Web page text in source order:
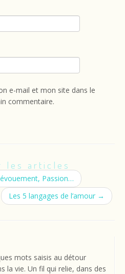
e-mail et mon site dans le
commentaire.
les articles
Passion…
Les 5 langages de l’amour →
mots saisis au détour
la vie. Un fil qui relie, dans des